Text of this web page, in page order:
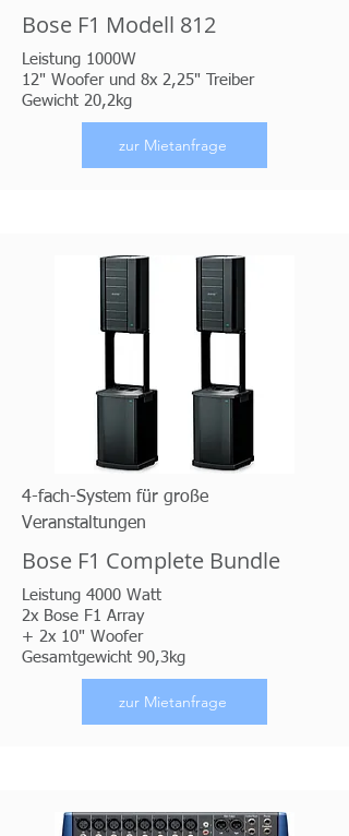
Bose F1 Modell 812
Leistung 1000W
12" Woofer und 8x 2,25" Treiber
Gewicht 20,2kg
zur Mietanfrage
4-fach-System für große
Veranstaltungen
Bose F1 Complete Bundle
Leistung 4000 Watt
2x Bose F1 Array
+ 2x 10" Woofer
Gesamtgewicht 90,3kg
zur Mietanfrage